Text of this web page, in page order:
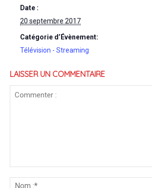
Date :
20 septembre 2017
Catégorie d’Évènement:
Télévision - Streaming
LAISSER UN COMMENTAIRE